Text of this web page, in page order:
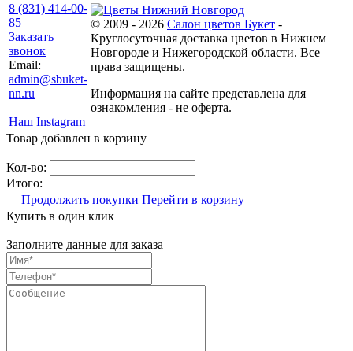
8 (831) 414-00-
85
Заказать
звонок
Email:
admin@sbuket-
nn.ru
Наш Instagram
© 2009 - 2026 Салон цветов Букет -
Круглосуточная доставка цветов в Нижнем
Новгороде и Нижегородской области. Все
права защищены.
Информация на сайте представлена для
ознакомления - не оферта.
Товар добавлен в корзину
Кол-во:
Итого:
Продолжить покупки Перейти в корзину
Купить в один клик
Заполните данные для заказа